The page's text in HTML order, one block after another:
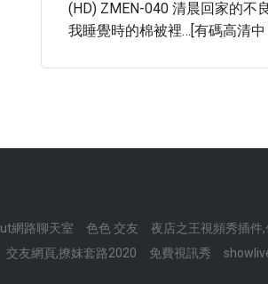
(HD) ZMEN-040 清晨回家的不
我睡覺時的棉被裡…[有碼高清中
ut網路聊天室 色色 交友 夜店之王視頻秀插件
交友網頁,撩妺套路2020 免費視訊秀